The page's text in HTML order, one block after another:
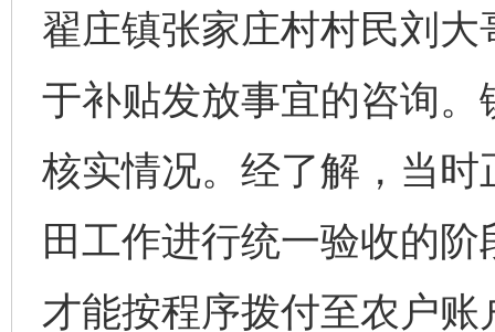
翟庄镇张家庄村村民刘大
于补贴发放事宜的咨询
核实情况。经了解，当
田工作进行统一验收的
才能按程序拨付至农户账